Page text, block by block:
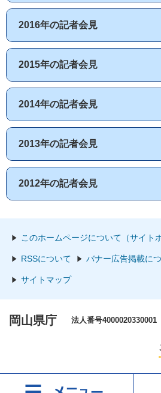
2016年の記者会見
2015年の記者会見
2014年の記者会見
2013年の記者会見
2012年の記者会見
このホームページについて（サイト
RSSについて バナー広告掲載に
サイトマップ
岡山県庁 法人番号4000020330001